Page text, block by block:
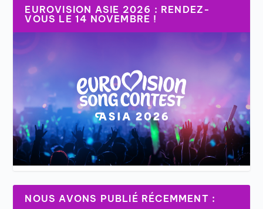
EUROVISION ASIE 2026 : RENDEZ-
VOUS LE 14 NOVEMBRE !
NOUS AVONS PUBLIÉ RÉCEMMENT :